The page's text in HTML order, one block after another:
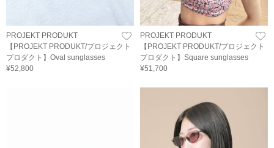
PROJEKT PRODUKT
【PROJEKT PRODUKT/プロジェクト
プロダクト】Oval sunglasses
¥52,800
PROJEKT PRODUKT
【PROJEKT PRODUKT/プロジェクト
プロダクト】Square sunglasses
¥51,700